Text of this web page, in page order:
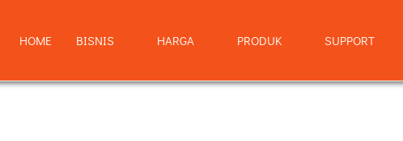
HOME BISNIS HARGA PRODUK SUPPORT